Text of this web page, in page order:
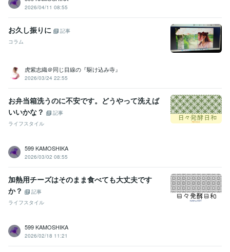
2026/04/11 08:55
お久し振りに
記事
コラム
虎紫志織＠同じ目線の『駆け込み寺』
2026/03/24 22:55
お弁当箱洗うのに不安です。どうやって洗えば
いいかな？
記事
ライフスタイル
599 KAMOSHIKA
2026/03/02 08:55
加熱用チーズはそのまま食べても大丈夫です
か？
記事
ライフスタイル
599 KAMOSHIKA
2026/02/18 11:21